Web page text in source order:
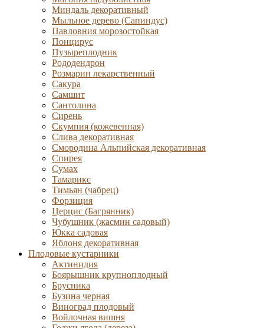
Миндаль декоративный
Мыльное дерево (Сапиндус)
Павловния морозостойкая
Понцирус
Пузыреплодник
Рододендрон
Розмарин лекарственный
Сакура
Самшит
Сантолина
Сирень
Скумпия (кожевенная)
Слива декоративная
Смородина Альпийская декоративная
Спирея
Сумах
Тамарикс
Тимьян (чабрец)
Форзиция
Церцис (Багрянник)
Чубушник (жасмин садовый)
Юкка садовая
Яблоня декоративная
Плодовые кустарники
Актинидия
Боярышник крупноплодный
Брусника
Бузина черная
Виноград плодовый
Войлочная вишня